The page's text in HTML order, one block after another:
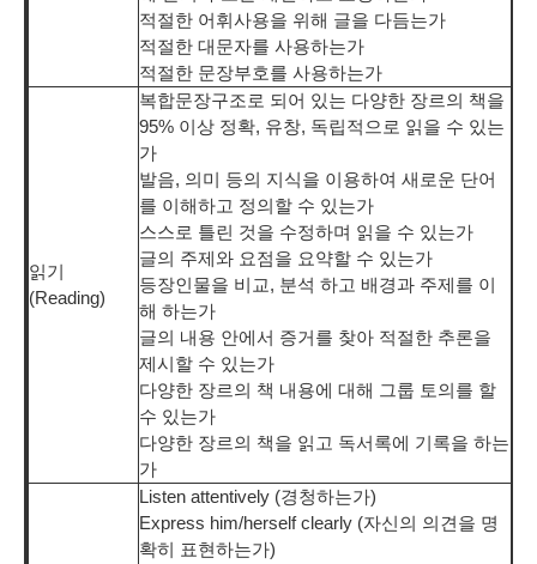
적절한 어휘사용을 위해 글을 다듬는가
적절한 대문자를 사용하는가
적절한 문장부호를 사용하는가
읽기
(Reading)
복합문장구조로 되어 있는 다양한 장르의 책을
95% 이상 정확, 유창, 독립적으로 읽을 수 있는
가
발음, 의미 등의 지식을 이용하여 새로운 단어
를 이해하고 정의할 수 있는가
스스로 틀린 것을 수정하며 읽을 수 있는가
글의 주제와 요점을 요약할 수 있는가
등장인물을 비교, 분석 하고 배경과 주제를 이
해 하는가
글의 내용 안에서 증거를 찾아 적절한 추론을
제시할 수 있는가
다양한 장르의 책 내용에 대해 그룹 토의를 할
수 있는가
다양한 장르의 책을 읽고 독서록에 기록을 하는
가
Listen attentively (경청하는가)
Express him/herself clearly (자신의 의견을 명
확히 표현하는가)